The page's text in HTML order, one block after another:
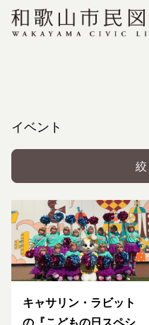
イベント
キャサリン・ラビット
の『こどもの日スペシ